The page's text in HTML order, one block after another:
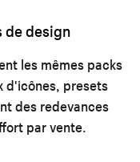
de design
les mêmes packs
d'icônes, presets
des redevances
par vente.